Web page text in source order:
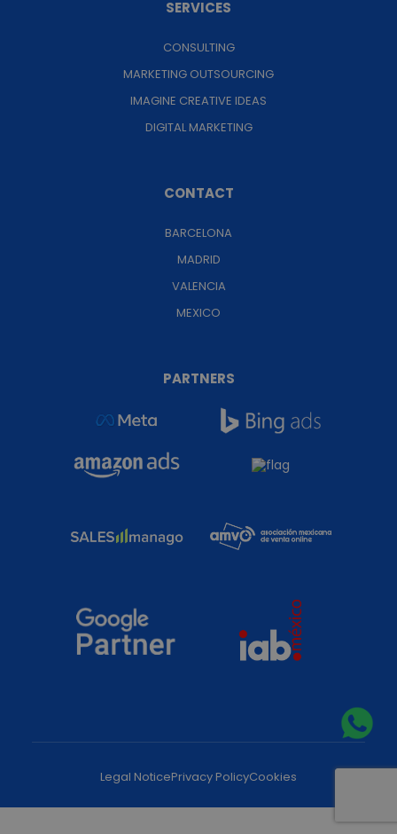
SERVICES
CONSULTING
MARKETING OUTSOURCING
IMAGINE CREATIVE IDEAS
DIGITAL MARKETING
CONTACT
BARCELONA
MADRID
VALENCIA
MEXICO
PARTNERS
Legal NoticePrivacy PolicyCookies